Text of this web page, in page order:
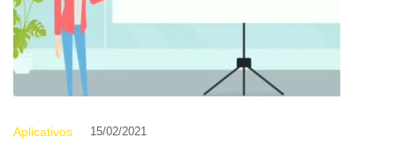
Aplicativos 15/02/2021